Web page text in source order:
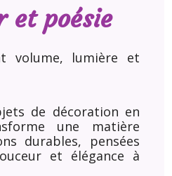
et poésie
volume, lumière et
de décoration en
une matière
durables, pensées
et élégance à